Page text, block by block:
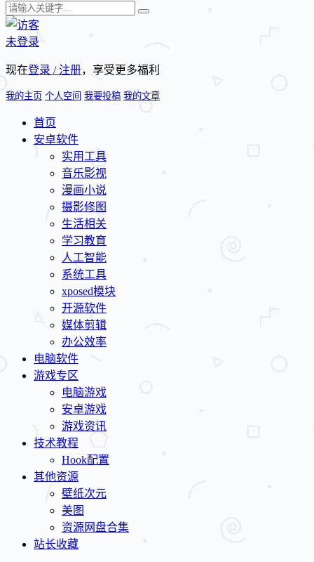
未登录
现在登录 / 注册，享受更多福利
我的主页 个人空间 我要投稿 我的文章
首页
安卓软件
实用工具
音乐影视
漫画小说
摄影修图
生活相关
学习教育
人工智能
系统工具
xposed模块
开源软件
媒体剪辑
办公效率
电脑软件
游戏专区
电脑游戏
安卓游戏
游戏资讯
技术教程
Hook配置
其他资源
壁纸次元
美图
资源网盘合集
站长收藏